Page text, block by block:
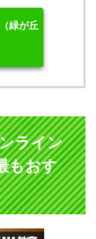
緑が丘
ライン
もおす